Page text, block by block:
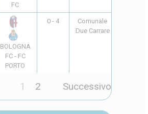
FC
BOLOGNA
FC - FC
PORTO
0 - 4
Comunale
Due Carrare
1 2 Successivo